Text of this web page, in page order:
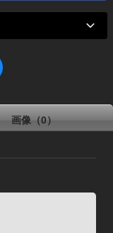
画像（0）